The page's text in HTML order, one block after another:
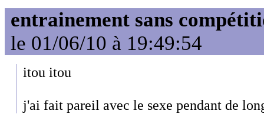
entrainement sans
le 01/06/10 à 19:49:54
itou itou
j'ai fait pareil avec le sexe pendant de